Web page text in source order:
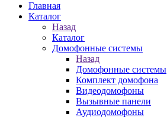
Главная
Каталог
Назад
Каталог
Домофонные системы
Назад
Домофонные системы
Комплект домофона
Видеодомофоны
Вызывные панели
Аудиодомофоны